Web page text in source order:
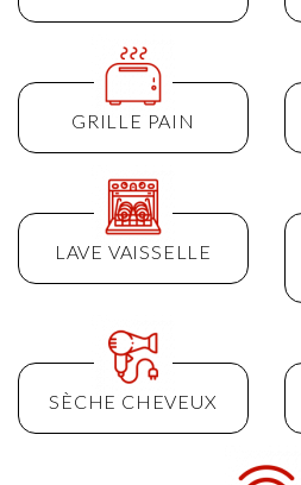
GRILLE PAIN
LAVE VAISSELLE
SÈCHE CHEVEUX